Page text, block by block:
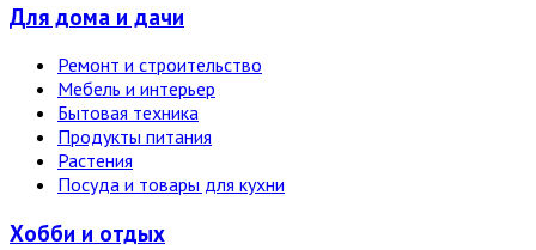
Для дома и дачи
Ремонт и строительство
Мебель и интерьер
Бытовая техника
Продукты питания
Растения
Посуда и товары для кухни
Хобби и отдых